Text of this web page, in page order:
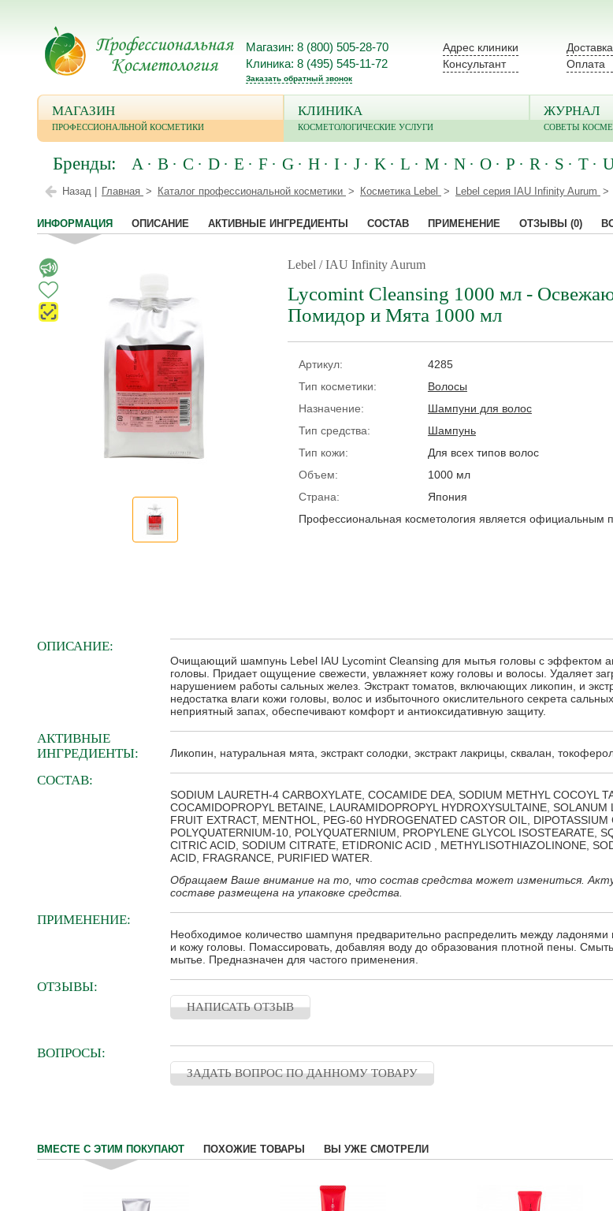
Магазин: 8 (800) 505-28-70
Клиника: 8 (495) 545-11-72
Заказать обратный звонок
Адрес клиники
Консультант
Доставка
Оплата
МАГАЗИН
ПРОФЕССИОНАЛЬНОЙ КОСМЕТИКИ
КЛИНИКА
КОСМЕТОЛОГИЧЕСКИЕ УСЛУГИ
ЖУРНАЛ
СОВЕТЫ
Бренды: A B C D E F G H I J K L M N O P R S T
Назад | Главная Каталог профессиональной косметики Косметика Lebel Lebel серия IAU Infinity Aurum
ИНФОРМАЦИЯ ОПИСАНИЕ АКТИВНЫЕ ИНГРЕДИЕНТЫ СОСТАВ ПРИМЕНЕНИЕ ОТЗЫВЫ (0)
Lebel / IAU Infinity Aurum
Lycomint Cleansing 1000 мл -
Помидор и Мята 1000 мл
Артикул:
4285
Тип косметики:
Волосы
Назначение:
Шампуни для волос
Тип средства:
Шампунь
Тип кожи:
Для всех типов волос
Объем:
1000 мл
Страна:
Япония
Профессиональная косметология является официальным
ОПИСАНИЕ:
Очищающий шампунь Lebel IAU Lycomint Cleansing для мытья головы с эффектом
головы. Придает ощущение свежести, увлажняет кожу головы и волосы. Удаляет
нарушением работы сальных желез. Экстракт томатов, включающих ликопин, и
недостатка влаги кожи головы, волос и избыточного окислительного секрета
неприятный запах, обеспечивают комфорт и антиоксидативную защиту.
АКТИВНЫЕ
ИНГРЕДИЕНТЫ:
Ликопин, натуральная мята, экстракт солодки, экстракт лакрицы, сквалан,
СОСТАВ:
SODIUM LAURETH-4 CARBOXYLATE, COCAMIDE DEA, SODIUM METHYL COCOYL
COCAMIDOPROPYL BETAINE, LAURAMIDOPROPYL HYDROXYSULTAINE,
FRUIT EXTRACT, MENTHOL, PEG-60 HYDROGENATED CASTOR OIL, DIPOTASSIUM
POLYQUATERNIUM-10, POLYQUATERNIUM, PROPYLENE GLYCOL ISOSTEARATE,
CITRIC ACID, SODIUM CITRATE, ETIDRONIC ACID , METHYLISOTHIAZOLINONE,
ACID, FRAGRANCE, PURIFIED WATER.
Обращаем Ваше внимание на то, что состав средства может измениться.
составе размещена на упаковке средства.
ПРИМЕНЕНИЕ:
Необходимое количество шампуня предварительно распределить между
и кожу головы. Помассировать, добавляя воду до образования плотной пены.
мытье. Предназначен для частого применения.
ОТЗЫВЫ:
НАПИСАТЬ ОТЗЫВ
ВОПРОСЫ:
ЗАДАТЬ ВОПРОС ПО ДАННОМУ ТОВАРУ
ВМЕСТЕ С ЭТИМ ПОКУПАЮТ ПОХОЖИЕ ТОВАРЫ ВЫ УЖЕ СМОТРЕЛИ